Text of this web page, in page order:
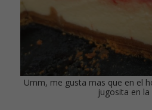
Umm, me gusta mas que en el
jugosita en la